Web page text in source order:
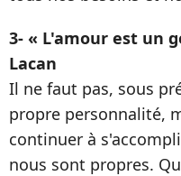
3- « L'amour est un
Lacan
Il ne faut pas, sous
propre personnalité,
continuer à
nous sont propres.